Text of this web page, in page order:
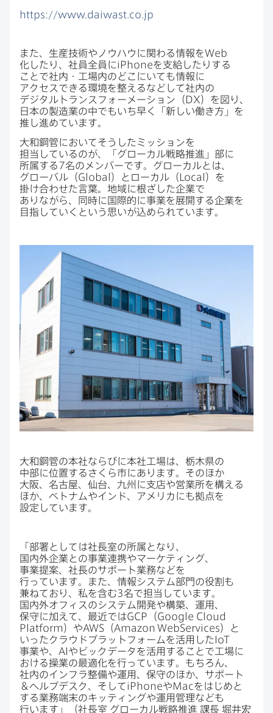
https://www. daiwast co jp
また、​生産技術や​ノウハウに​関わる​情報をWeb
化したり、​社員全員にiPhoneを​支給したりする​
ことで​社内・工場内の​どこに​いても​情報に​
アクセスできる​環境を​整える​などして​社内の​
デジタルトランスフォーメーション​（ DX）を​図り、​
日本の​製造業の​中でも​いち早く​「新しい​働き方」を​
推し進めています。
大和鋼管に​おいて​そうした​ミッションを​
担当しているのが、​「グローカル戦略推進」部に​
所属する 7名の​メンバーです。​グローカルとは、​
グローバル​（Global ）と​ローカル​（ Local ）を​
掛け合わせた​言葉。​地域に​根ざした​企業で​
ありながら、​同時に​国際的に​事業を​展開する​企業を​
目指していくと​いう​思いが​込められています。
大和鋼管の​本社ならびに​本社工場は、​栃木県の​
中部に​位置するさくら市に​あります。​その​ほか​
大阪、​名古屋、​仙台、​九州に​支店や​営業所を​構える​
ほか、​ベトナムや​インド、​アメリカにも​拠点を​
設定しています。
「部署と​しては​社長室の​所属と​なり、​
国内外企業との​事業連携や​マーケティング、​
事業提案、​社長の​サポート業務などを​
行っています。​また、​情報システム部門の​役割も​
兼ねており、​私を​含む3名で​担当しています。​
国内外オフィスの​システム開発や​構築、​運用、​
保守に​加えて、​最近ではGCP （Google Cloud
Platform ）やAWS （Amazon WebServices）と​
いった​クラウドプラットフォームを​活用した IoT
事業や、 AI や​ビック​データを​活用する​ことで​工場に​
おける​操業の​最適化を​行っています。​もちろん、​
社内の​インフラ整備や​運用、​保守の​ほか、​サポート
＆ヘルプデスク、​そしてiPhoneやMacを​はじめと​
する​業務端末の​キッティングや​運用管理なども​
行います」​（社長室 グローカル戦略推進 課長 堀井宏